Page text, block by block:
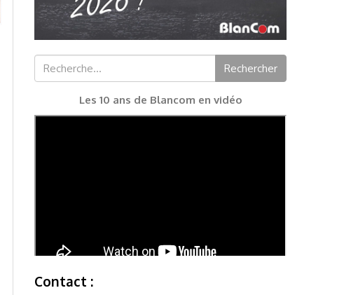
Rechercher :
Rechercher
Les 10 ans de Blancom en vidéo
Contact :